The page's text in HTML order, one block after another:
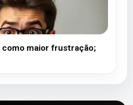
como maior frustração;